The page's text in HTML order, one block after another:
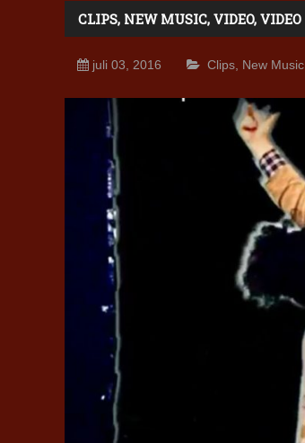
CLIPS, NEW MUSIC, VIDEO, VIDEO
juli 03, 2016 Clips New Music